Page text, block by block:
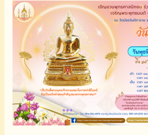
เนกขัม
มะ
บารมี
“วัน
มาฆบูชา”
2568